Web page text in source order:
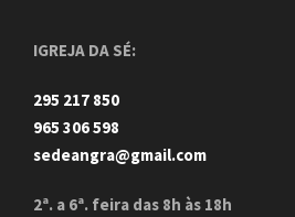
IGREJA DA SÉ:
295 217 850
965 306 598
sedeangra@gmail.com
2ª. a 6ª. feira das 8h às 18h